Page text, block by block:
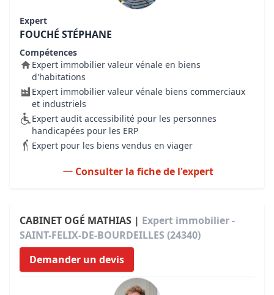
Expert
FOUCHÉ STÉPHANE
Compétences
Expert immobilier valeur vénale en biens
d'habitations
Expert immobilier valeur vénale biens commerciaux
et industriels
Expert audit accessibilité pour les personnes
handicapées pour les ERP
Expert pour les biens vendus en viager
Consulter la fiche de l'expert
CABINET OGÉ MATHIAS | Expert immobilier -
SAINT-FELIX-DE-BOURDEILLES (24340)
Demander un devis